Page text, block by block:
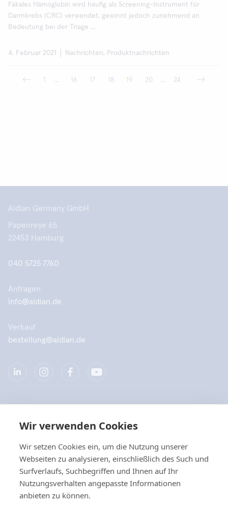
Wir verwenden Cookies
Wir setzen Cookies ein, um die Nutzung unserer
Webseiten zu analysieren, einschließlich des Such und
Surfverlaufs, Suchbegriffen und Ihnen auf Ihr
Nutzungsverhalten angepasste Informationen
anbieten zu können.
Fäkales Hämoglobin wird häufig als Screening-Instrument für
Darmkrebs (CRC) verwendet, gewinnt jedoch zunehmend an
Bedeutung bei der Triage ...
4. Februar 2021 Nachrichten, Produktnachrichten
1 ... 16 17 18 19 20 ... 24
Aidian Germany GmbH
Papenreye 65
22453 Hamburg
040 5725 7760
Anfragen
info@aidian.de
Verkauf
bestellung@aidian.de
Quicklinks